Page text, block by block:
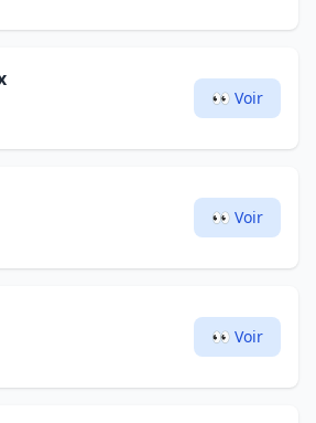
👀 Voir
👀 Voir
👀 Voir